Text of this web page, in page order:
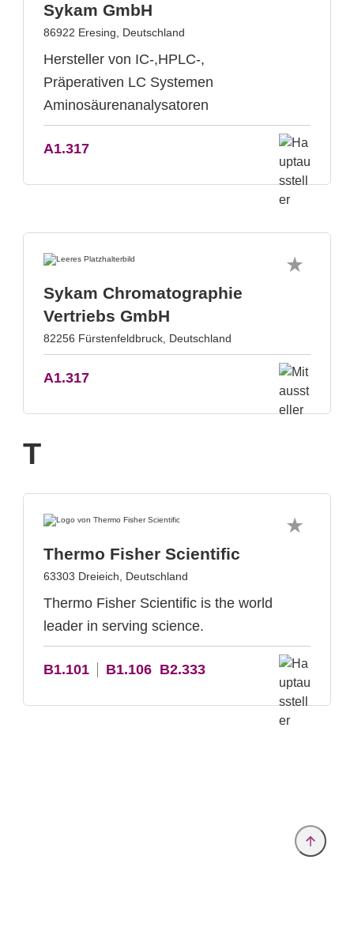
Sykam GmbH
86922 Eresing, Deutschland
Hersteller von IC-,HPLC-,
Präperativen LC Systemen
Aminosäurenanalysatoren
A1.317
Sykam Chromatographie
Vertriebs GmbH
82256 Fürstenfeldbruck, Deutschland
A1.317
T
Thermo Fisher Scientific
63303 Dreieich, Deutschland
Thermo Fisher Scientific is the world
leader in serving science.
B1.101 B1.106 B2.333